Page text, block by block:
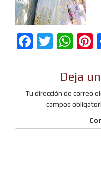
Facebook
Deja
Tu dirección de correo
campos